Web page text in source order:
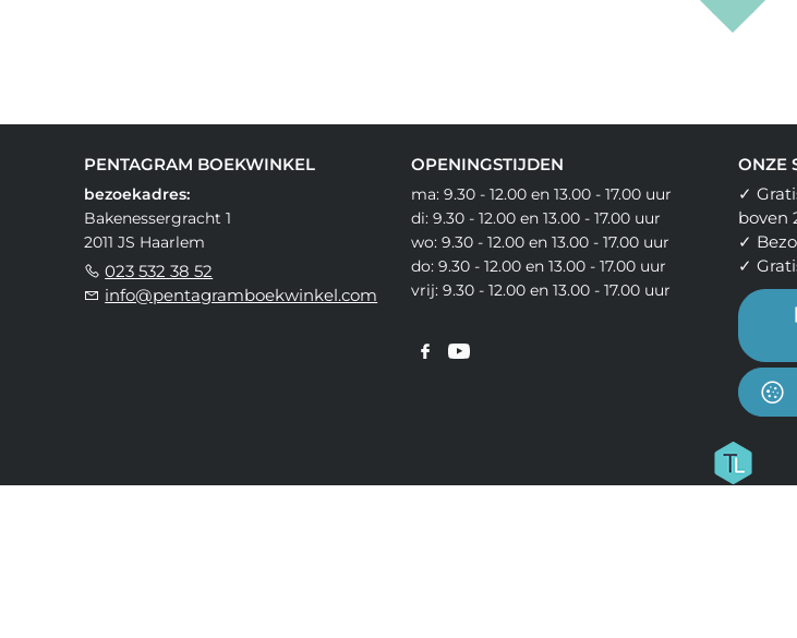
PENTAGRAM BOEKWINKEL
bezoekadres:
Bakenessergracht 1
2011 JS Haarlem
023 532 38 52
info@pentagramboekwinkel.com
OPENINGSTIJDEN
ma: 9.30 - 12.00 en 13.00 - 17.00 uur
di: 9.30 - 12.00 en 13.00 - 17.00 uur
wo: 9.30 - 12.00 en 13.00 - 17.00 uur
do: 9.30 - 12.00 en 13.00 - 17.00 uur
vrij: 9.30 - 12.00 en 13.00 - 17.00 uur
ONZE
✓
boven
✓
✓